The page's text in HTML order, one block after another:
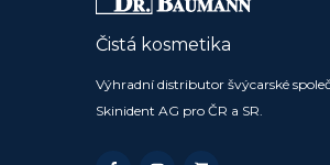
Čistá kosmetika
Výhradní distributor švýcarské
Skinident AG pro ČR a SR.